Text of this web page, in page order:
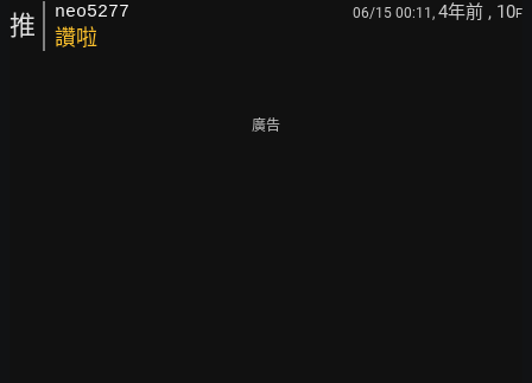
推 neo5277 06/15 00:11, 4年前 , 10F
讚啦
廣告